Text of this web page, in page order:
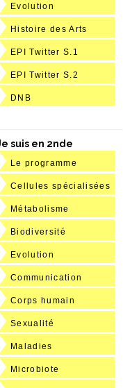
Evolution
Histoire des Arts
EPI Twitter S.1
EPI Twitter S.2
DNB
suis en 2nde
Le programme
Cellules spécialisées
Métabolisme
Biodiversité
Evolution
Communication
Corps humain
Sexualité
Maladies
Microbiote